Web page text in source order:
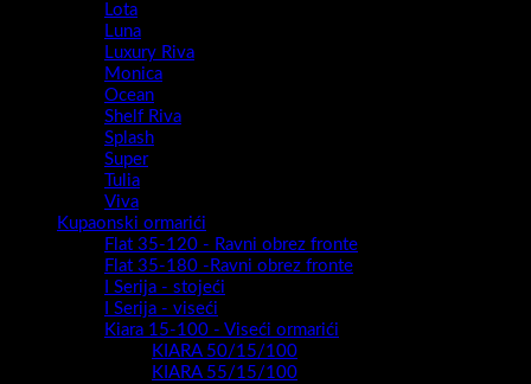
Lota
Luna
Luxury Riva
Monica
Ocean
Shelf Riva
Splash
Super
Tulia
Viva
Kupaonski ormarići
Flat 35-120 - Ravni obrez fronte
Flat 35-180 -Ravni obrez fronte
I Serija - stojeći
I Serija - viseći
Kiara 15-100 - Viseći ormarići
KIARA 50/15/100
KIARA 55/15/100